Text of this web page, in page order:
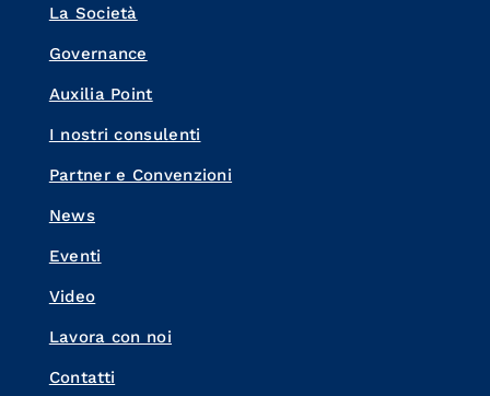
La Società
Governance
Auxilia Point
I nostri consulenti
Partner e Convenzioni
News
Eventi
Video
Lavora con noi
Contatti